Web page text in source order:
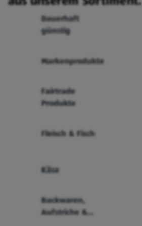
Dauerhaft
günstig
Markenprodukte
Fairtrade
Produkte
Fleisch & Fisch
Käse
Backwaren,
Aufstriche &